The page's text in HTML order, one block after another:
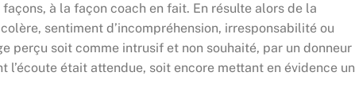
à la façon coach en fait. En résulte alors de la
sentiment d’incompréhension, irresponsabilité ou
perçu soit comme intrusif et non souhaité, par un donneur
l’écoute était attendue, soit encore mettant en évidence un